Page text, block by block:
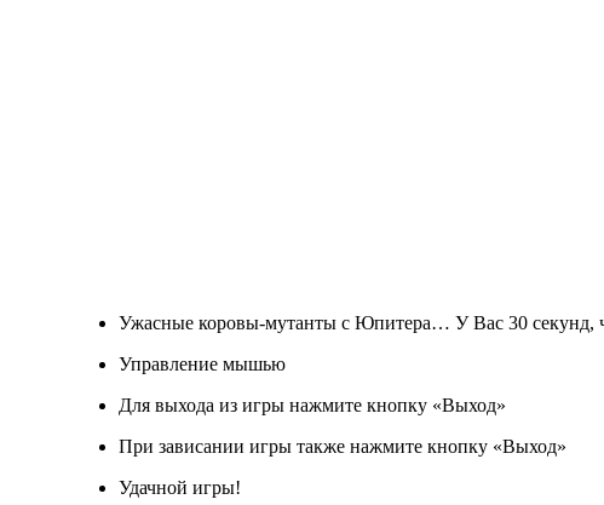
Ужасные коровы-мутанты с Юпитера… У Вас 30 секунд,
Управление мышью
Для выхода из игры нажмите кнопку «Выход»
При зависании игры также нажмите кнопку «Выход»
Удачной игры!